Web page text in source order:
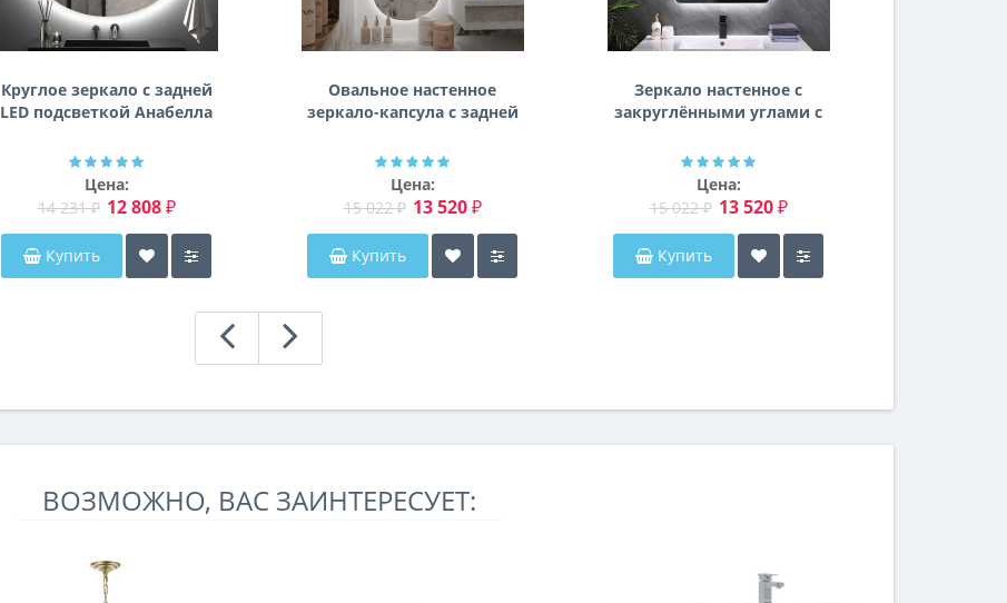
Круглое зеркало с задней
LED подсветкой Анабелла
Цена:
14 231 ₽ 12 808 ₽
Купить
Овальное настенное
зеркало-капсула с задней
Мэриэнн
Цена:
15 022 ₽ 13 520 ₽
Купить
Зеркало настенное с
закруглёнными углами с
эмбилайт Эмбиенс
Цена:
15 022 ₽ 13 520 ₽
Купить
ВОЗМОЖНО, ВАС ЗАИНТЕРЕСУЕТ: